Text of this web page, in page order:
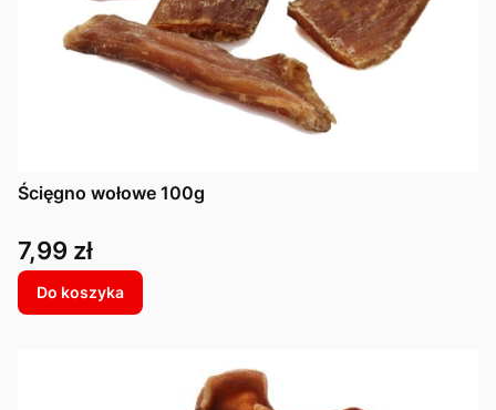
Ścięgno wołowe 100g
Cena
7,99 zł
Do koszyka